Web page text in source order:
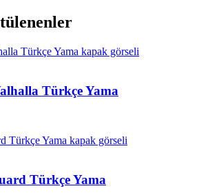
Türkçe Yama
Türkçe Yama